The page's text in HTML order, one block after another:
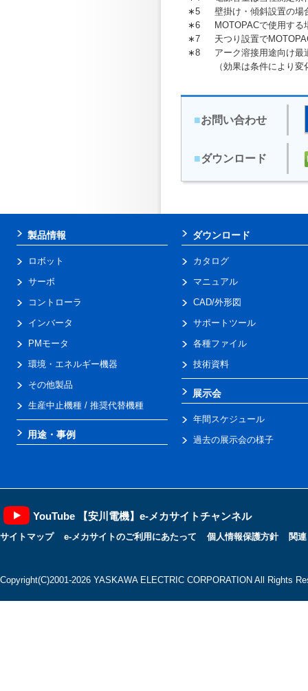
∗5
壁掛け・傾斜設置の場
∗6
MOTOPACで使用す
∗7
天つり設置で
∗8
アーク溶接用途向け
（効果は条件により変
■お問い合わせ
■ダウンロード
製品情報
ロボット
サーボ
コントローラ
インバータ
PMモータ
環境・エネルギー機器
その他製品
生産中止機種 / 推奨代替機種
用途・事例
ダウンロード
カタログ
マニュアル
CAD/外形図
サポートツール
各種ファイル
技術資料
展示会
年間スケジュール
過去の展示会の様子
YouTube 【安川電機】e-メカサイトチャンネル
サイトマップ e-メカサイトのご利用にあたって 個人情報保護方針 関
Copyright(C)2001‐2026 YASKAWA ELECTRIC CORPORATION All Rights